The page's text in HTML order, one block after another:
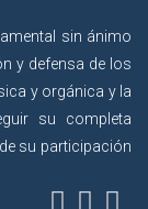
sin ánimo
y defensa de los
y orgánica y la
su completa
su participación